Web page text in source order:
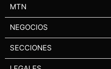
MTN
NEGOCIOS
SECCIONES